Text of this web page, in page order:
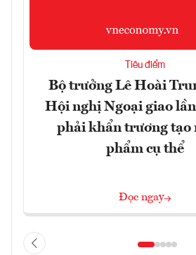
Tiêu điểm
Bộ trưởng Lê Hoài
Hội nghị Ngoại giao
phải khẩn trương tạo
phẩm cụ thể
Đọc ngay